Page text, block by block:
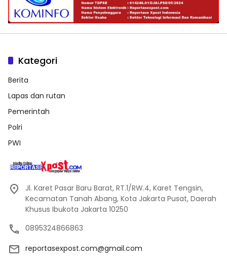
Kategori
Berita
Lapas dan rutan
Pemerintah
Polri
PWI
Jl. Karet Pasar Baru Barat, RT.1/RW.4, Karet Tengsin,
Kecamatan Tanah Abang, Kota Jakarta Pusat, Daerah
Khusus Ibukota Jakarta 10250
0895324866863
reportasexpost.com@gmail.com